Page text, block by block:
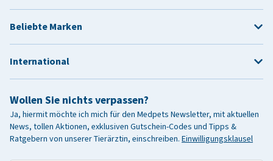
Wollen Sie nichts verpassen?
Ja, hiermit möchte ich mich für den Medpets Newsletter, mit aktuellen
News, tollen Aktionen, exklusiven Gutschein-Codes und Tipps &
Ratgebern von unserer Tierärztin, einschreiben. Einwilligungsklausel
Beliebte Marken
International